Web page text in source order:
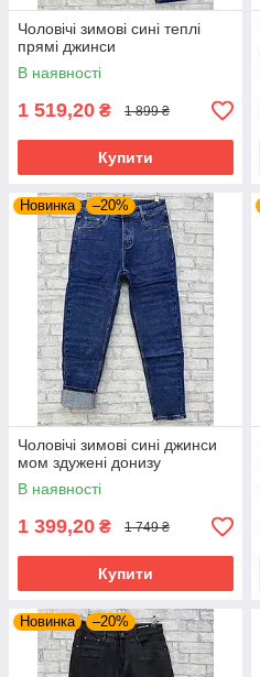
Чоловічі зимові сині теплі
прямі джинси
В наявності
1 519,20 ₴ 1 899 ₴
Купити
Новинка –20%
Чоловічі зимові сині джинси
мом здужені донизу
В наявності
1 399,20 ₴ 1 749 ₴
Купити
Новинка –20%